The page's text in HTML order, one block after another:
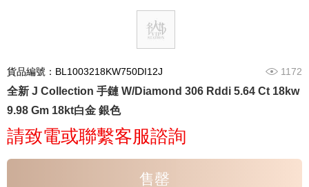
貨品編號：BL1003218KW750DI12J 1172
全新 J Collection 手鏈 W/Diamond 306 Rddi 5.64 Ct 18kw
9.98 Gm 18kt白金 銀色
請致電或聯繫客服諮詢
售罄